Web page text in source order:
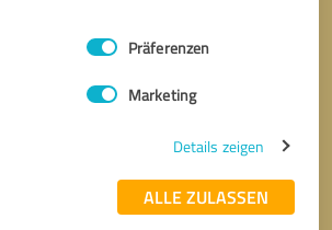
Präferenzen
Marketing
Details zeigen
ALLE ZULASSEN
* Erforderliche Angaben